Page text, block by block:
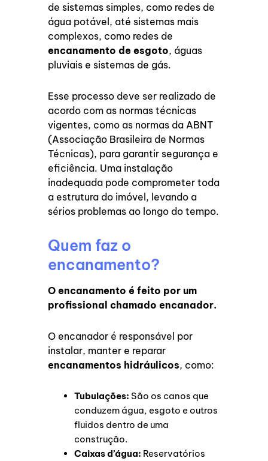
de sistemas simples, como redes de
água potável, até sistemas mais
complexos, como redes de
encanamento de esgoto, águas
pluviais e sistemas de gás.
Esse processo deve ser realizado de
acordo com as normas técnicas
vigentes, como as normas da ABNT
(Associação Brasileira de Normas
Técnicas), para garantir segurança e
eficiência. Uma instalação
inadequada pode comprometer toda
a estrutura do imóvel, levando a
sérios problemas ao longo do tempo.
Quem faz o
encanamento?
O encanamento é feito por um
profissional chamado encanador.
O encanador é responsável por
instalar, manter e reparar
encanamentos hidráulicos, como:
Tubulações: São os canos que
conduzem água, esgoto e outros
fluidos dentro de uma
construção.
Caixas d’água: Reservatórios